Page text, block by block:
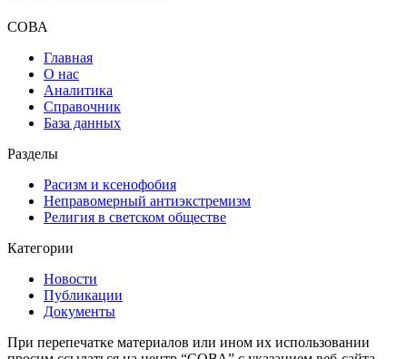
СОВА
Главная
О нас
Аналитика
Справочник
База данных
Разделы
Расизм и ксенофобия
Неправомерный антиэкстремизм
Религия в светском обществе
Категории
Новости
Публикации
Документы
При перепечатке материалов или ином их использовании